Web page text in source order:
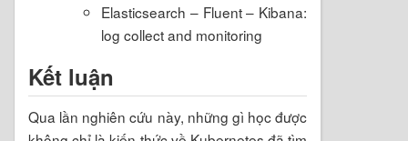
Elasticsearch – Fluent – Kibana:
log collect and monitoring
Kết luận
Qua lần nghiên cứu này, những gì học được